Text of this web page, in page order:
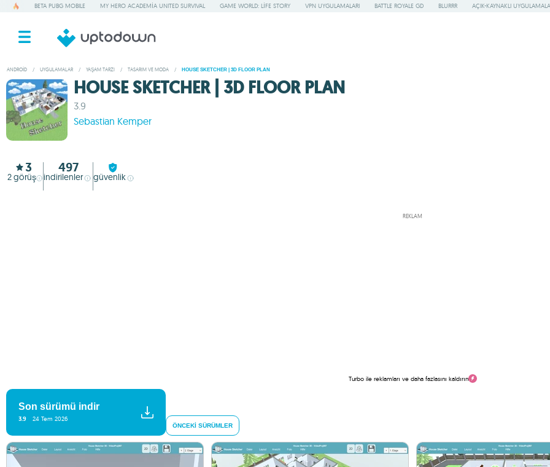
BETA PUBG MOBILE MY HERO ACADEMIA UNITED SURVIVAL GAME WORLD: LIFE STORY VPN UYGULAMALARI BATTLE ROYALE GD BLURRR AÇIK-KAYNAKLI
ANDROID / UYGULAMALAR / YAŞAM TARZI / TASARIM VE MODA / HOUSE SKETCHER | 3D FLOOR PLAN
HOUSE SKETCHER | 3D FLOOR PLAN
3.9
Sebastian Kemper
3
2görüş
497
indirilenler güvenlik
REKLAM
Turbo ile reklamları ve daha fazlasını kaldırın
Son sürümü indir
3.9 24 Tem 2026
ÖNCEKI SÜRÜMLER